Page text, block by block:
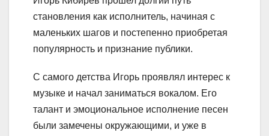
становления как исполнитель, начиная с
маленьких шагов и постепенно приобретая
популярность и признание публики.
С самого детства Игорь проявлял интерес к
музыке и начал заниматься вокалом. Его
талант и эмоциональное исполнение песен
были замечены окружающими, и уже в